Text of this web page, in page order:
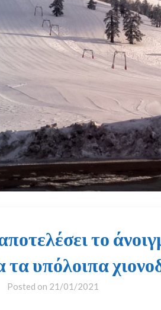
το
τα υπόλοιπα
Posted on 21/01/2021